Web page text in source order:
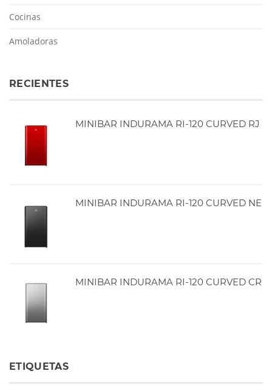
Cocinas
Amoladoras
RECIENTES
MINIBAR INDURAMA RI-120 CURVED RJ
MINIBAR INDURAMA RI-120 CURVED NE
MINIBAR INDURAMA RI-120 CURVED CR
ETIQUETAS